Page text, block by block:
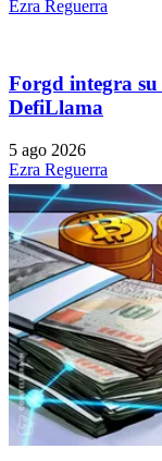
Ezra Reguerra
Forgd integra
DefiLlama
5 ago 2026
Ezra Reguerra